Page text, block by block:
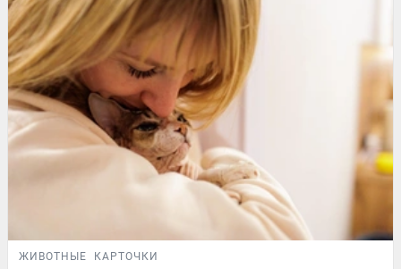
ЖИВОТНЫЕ КАРТОЧКИ